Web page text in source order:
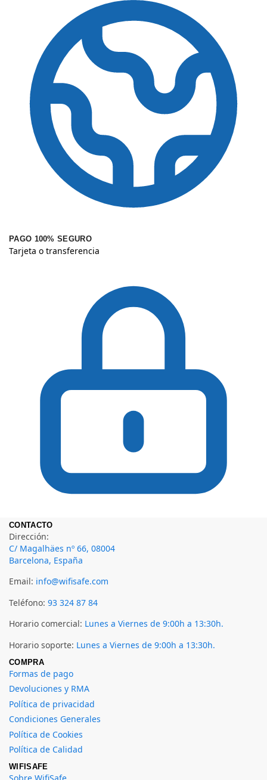
PAGO 100% SEGURO
Tarjeta o transferencia
CONTACTO
Dirección:
C/ Magalhäes nº 66, 08004
Barcelona, España
Email: info@wifisafe.com
Teléfono: 93 324 87 84
Horario comercial: Lunes a Viernes de 9:00h a 13:30h.
Horario soporte: Lunes a Viernes de 9:00h a 13:30h.
COMPRA
Formas de pago
Devoluciones y RMA
Política de privacidad
Condiciones Generales
Política de Cookies
Política de Calidad
WIFISAFE